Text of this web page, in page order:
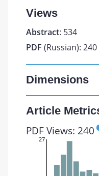
Views
Abstract: 534
PDF (Russian): 240
Dimensions
Article
PDF Views: 240
27